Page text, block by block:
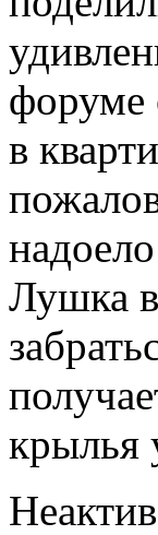
форуме
в
Лушка
крылья